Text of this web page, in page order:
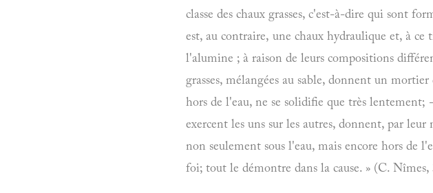
classe des chaux grasses, c'est-à-dire qui sont
est, au contraire, une chaux hydraulique et, à
l'alumine ; à raison de leurs compositions
grasses, mélangées au sable, donnent un
hors de l'eau, ne se solidifie que très lentement;
exercent les uns sur les autres, donnent, par
non seulement sous l'eau, mais encore hors de
foi; tout le démontre dans la cause. » (C.